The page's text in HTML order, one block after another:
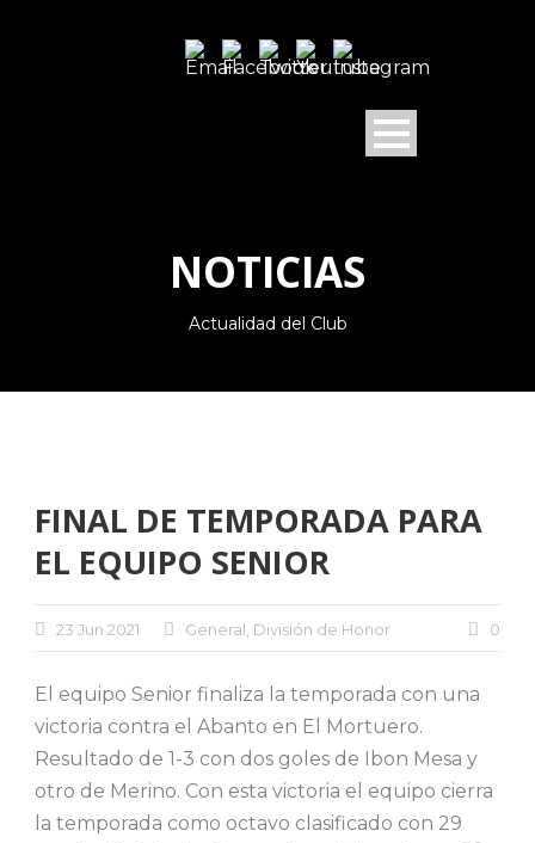
NOTICIAS
Actualidad del Club
FINAL DE TEMPORADA PARA
EL EQUIPO SENIOR
23 Jun 2021 General División de Honor 0
El equipo Senior finaliza la temporada con una
victoria contra el Abanto en El Mortuero.
Resultado de 1-3 con dos goles de Ibon Mesa y
otro de Merino. Con esta victoria el equipo cierra
la temporada como octavo clasificado con 29